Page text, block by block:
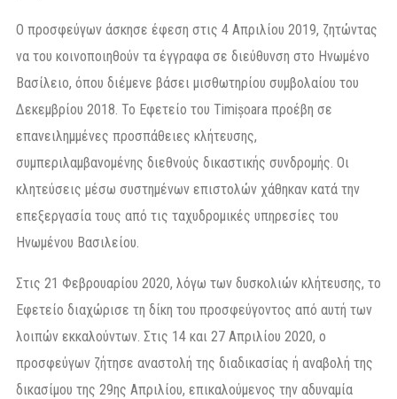
Ο προσφεύγων άσκησε έφεση στις 4 Απριλίου 2019, ζητώντας
να του κοινοποιηθούν τα έγγραφα σε διεύθυνση στο Ηνωμένο
Βασίλειο, όπου διέμενε βάσει μισθωτηρίου συμβολαίου του
Δεκεμβρίου 2018. Το Εφετείο του Timișoara προέβη σε
επανειλημμένες προσπάθειες κλήτευσης,
συμπεριλαμβανομένης διεθνούς δικαστικής συνδρομής. Οι
κλητεύσεις μέσω συστημένων επιστολών χάθηκαν κατά την
επεξεργασία τους από τις ταχυδρομικές υπηρεσίες του
Ηνωμένου Βασιλείου.
Στις 21 Φεβρουαρίου 2020, λόγω των δυσκολιών κλήτευσης, το
Εφετείο διαχώρισε τη δίκη του προσφεύγοντος από αυτή των
λοιπών εκκαλούντων. Στις 14 και 27 Απριλίου 2020, ο
προσφεύγων ζήτησε αναστολή της διαδικασίας ή αναβολή της
δικασίμου της 29ης Απριλίου, επικαλούμενος την αδυναμία